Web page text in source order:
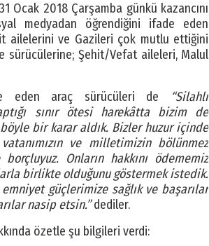
Ocak 2018 Çarşamba günkü kazancını
medyadan öğrendiğini ifade eden
ailelerini ve Gazileri çok mutlu ettiğini
sürücülerine; Şehit/Vefat aileleri, Malul
eden araç sürücüleri de
“Silahlı
sınır ötesi harekâtta bizim de
bir karar aldık. Bizler huzur içinde
ve milletimizin bölünmez
Onların hakkını ödememiz
birlikte olduğunu göstermek istedik.
güçlerimize sağlık ve başarılar
nasip etsin.”dediler.
özetle şu bilgileri verdi: